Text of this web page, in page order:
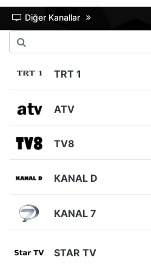
Diğer Kanallar
TRT 1
ATV
TV8
KANAL D
KANAL 7
STAR TV